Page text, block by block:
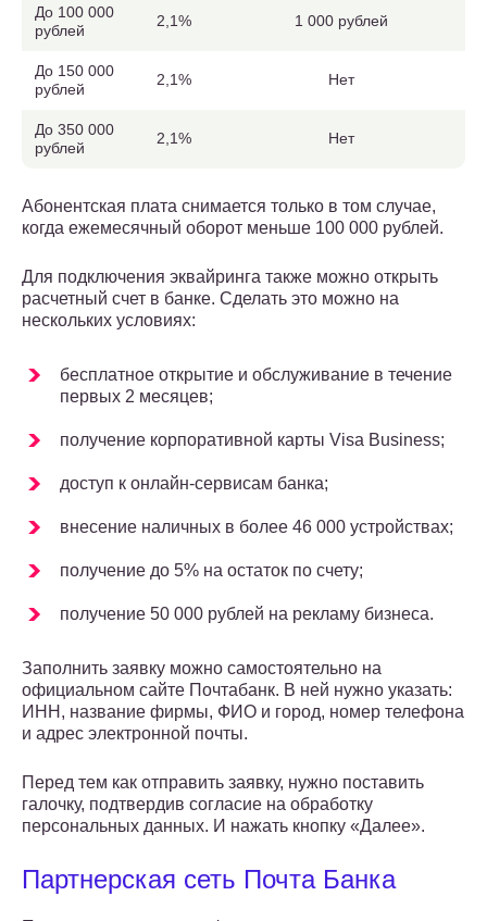
До 100 000
рублей
2,1% 1 000 рублей
До 150 000
рублей
2,1% Нет
До 350 000
рублей
2,1% Нет
Абонентская плата снимается только в том случае,
когда ежемесячный оборот меньше 100 000 рублей.
Для подключения эквайринга также можно открыть
расчетный счет в банке. Сделать это можно на
нескольких условиях:
бесплатное открытие и обслуживание в течение
первых 2 месяцев;
получение корпоративной карты Visa Business;
доступ к онлайн-сервисам банка;
внесение наличных в более 46 000 устройствах;
получение до 5% на остаток по счету;
получение 50 000 рублей на рекламу бизнеса.
Заполнить заявку можно самостоятельно на
официальном сайте Почтабанк. В ней нужно указать:
ИНН, название фирмы, ФИО и город, номер телефона
и адрес электронной почты.
Перед тем как отправить заявку, нужно поставить
галочку, подтвердив согласие на обработку
персональных данных. И нажать кнопку «Далее».
Партнерская сеть Почта Банка